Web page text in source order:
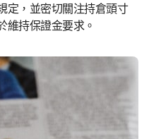
定，並密切關注持倉頭寸
維持保證金要求。